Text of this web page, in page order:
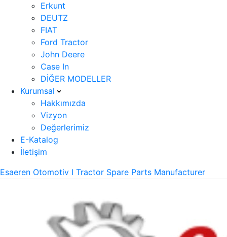
Erkunt
DEUTZ
FIAT
Ford Tractor
John Deere
Case In
DİĞER MODELLER
Kurumsal
Hakkımızda
Vizyon
Değerlerimiz
E-Katalog
İletişim
Esaeren Otomotiv I Tractor Spare Parts Manufacturer